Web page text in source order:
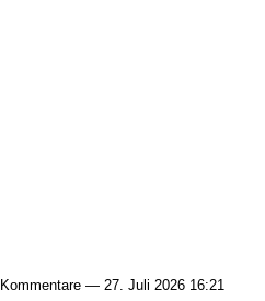
Kommentare — 27. Juli 2026 16:21